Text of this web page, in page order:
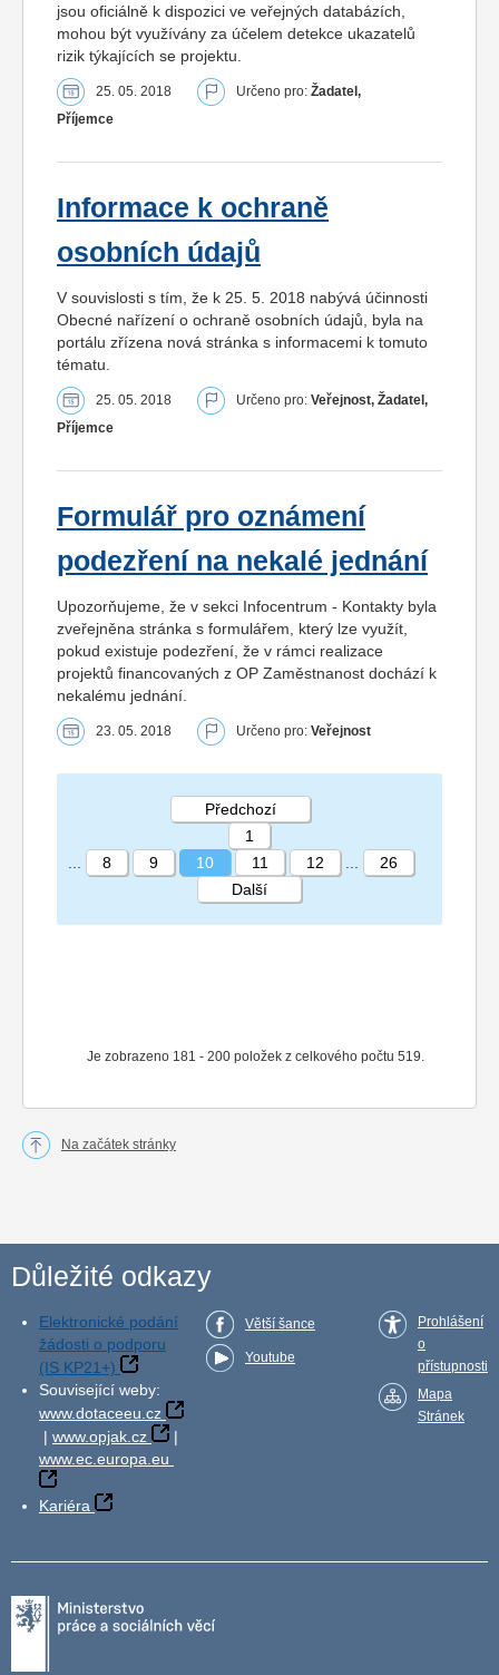
jsou oficiálně k dispozici ve veřejných databázích,
mohou být využívány za účelem detekce ukazatelů
rizik týkajících se projektu.
25. 05. 2018 Určeno pro: Žadatel,
Příjemce
Informace k ochraně
osobních údajů
V souvislosti s tím, že k 25. 5. 2018 nabývá účinnosti
Obecné nařízení o ochraně osobních údajů, byla na
portálu zřízena nová stránka s informacemi k tomuto
tématu.
25. 05. 2018 Určeno pro: Veřejnost, Žadatel,
Příjemce
Formulář pro oznámení
podezření na nekalé jednání
Upozorňujeme, že v sekci Infocentrum - Kontakty byla
zveřejněna stránka s formulářem, který lze využít,
pokud existuje podezření, že v rámci realizace
projektů financovaných z OP Zaměstnanost dochází k
nekalému jednání.
23. 05. 2018 Určeno pro: Veřejnost
STRÁNKA 10 26
Je zobrazeno 181 - 200 položek z celkového počtu 519.
Předchozí
1
8 9 10 11 12
26
Další
Na začátek stránky
Důležité odkazy
Elektronické podání
žádosti o podporu
(IS KP21+)
Související weby:
www.dotaceeu.cz
| www.opjak.cz
|
www.ec.europa.eu
Kariéra
Větší šance
Youtube
Prohlášení
o
přístupnosti
Mapa
Stránek